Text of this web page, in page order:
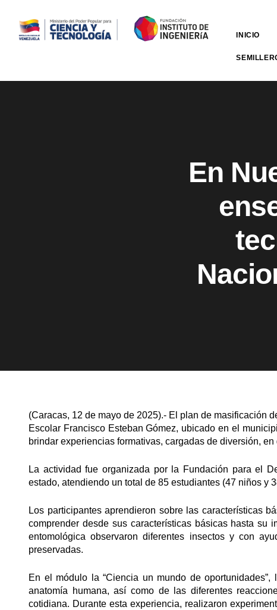
INICIO
En
(Caracas, 12 de mayo de 2025).- El plan de masificación
Escolar Francisco Esteban Gómez, ubicado en el
brindar experiencias formativas, cargadas de diversión,
La actividad fue organizada por la Fundación para el
estado, atendiendo un total de 85 estudiantes (47 niños y
Los participantes aprendieron sobre las características
comprender desde sus características básicas hasta
entomológica observaron diferentes insectos y con
preservadas.
En el módulo la “Ciencia un mundo de
anatomía humana, así como de las diferentes
cotidiana. Durante esta experiencia, realizaron